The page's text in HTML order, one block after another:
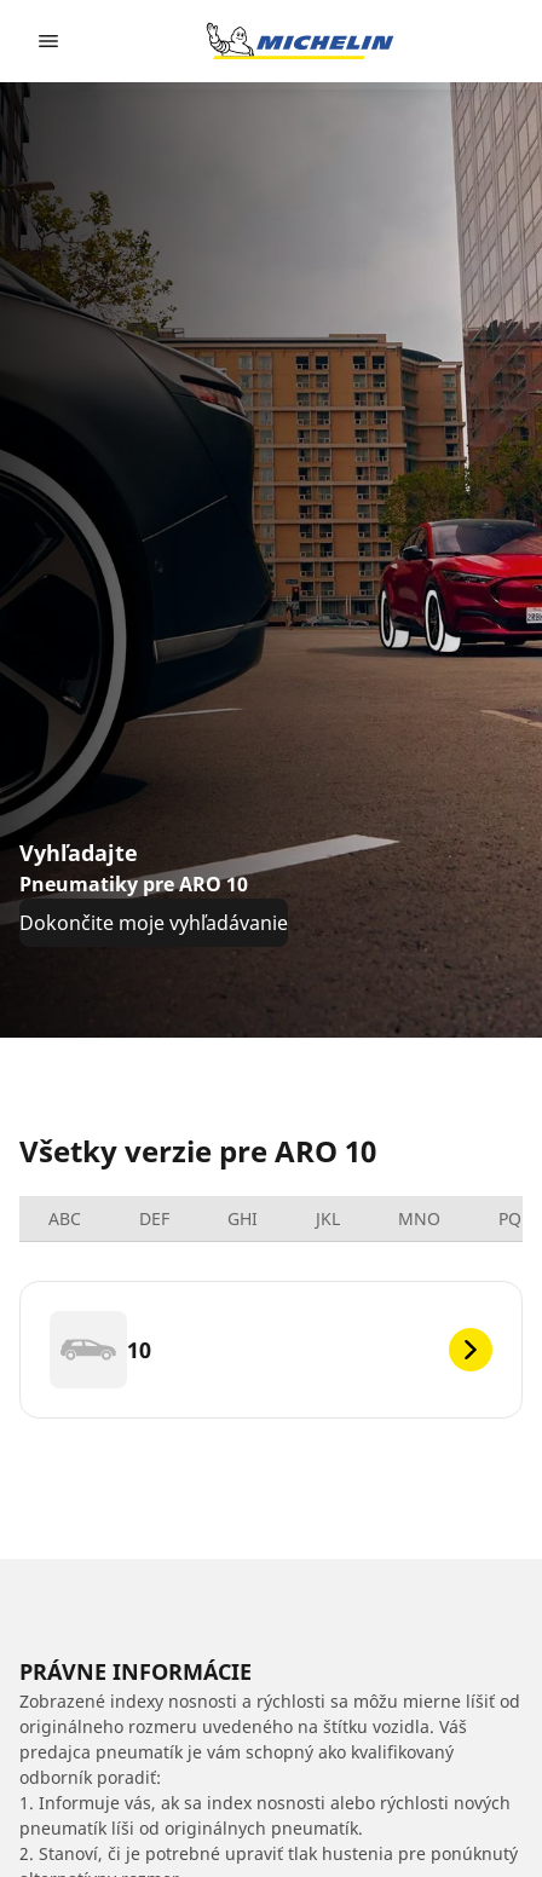
Vyhľadajte
Pneumatiky pre ARO 10
Dokončite moje vyhľadávanie
Všetky verzie pre ARO 10
ABC DEF GHI JKL MNO PQRS
10
PRÁVNE INFORMÁCIE
Zobrazené indexy nosnosti a rýchlosti sa môžu mierne líšiť od
originálneho rozmeru uvedeného na štítku vozidla. Váš
predajca pneumatík je vám schopný ako kvalifikovaný
odborník poradiť:
1. Informuje vás, ak sa index nosnosti alebo rýchlosti nových
pneumatík líši od originálnych pneumatík.
2. Stanoví, či je potrebné upraviť tlak hustenia pre ponúknutý